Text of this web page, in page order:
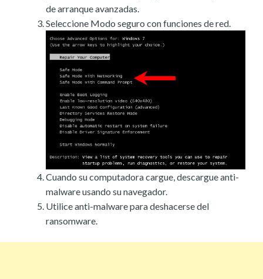
de arranque avanzadas.
Seleccione Modo seguro con funciones de red.
Cuando su computadora cargue, descargue anti-
malware usando su navegador.
Utilice anti-malware para deshacerse del
ransomware.